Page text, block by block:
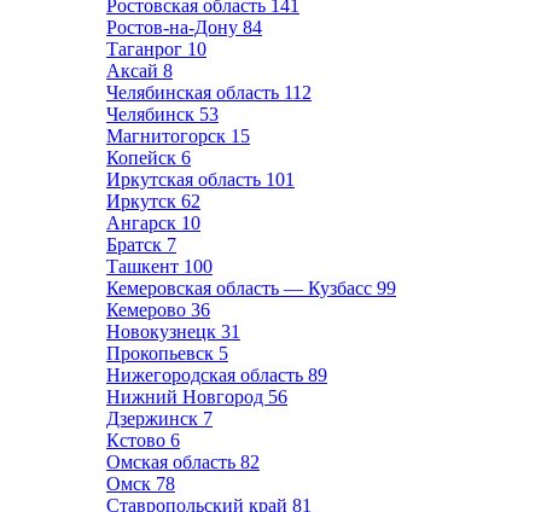
Ростовская область 141
Ростов-на-Дону 84
Таганрог 10
Аксай 8
Челябинская область 112
Челябинск 53
Магнитогорск 15
Копейск 6
Иркутская область 101
Иркутск 62
Ангарск 10
Братск 7
Ташкент 100
Кемеровская область — Кузбасс 99
Кемерово 36
Новокузнецк 31
Прокопьевск 5
Нижегородская область 89
Нижний Новгород 56
Дзержинск 7
Кстово 6
Омская область 82
Омск 78
Ставропольский край 81